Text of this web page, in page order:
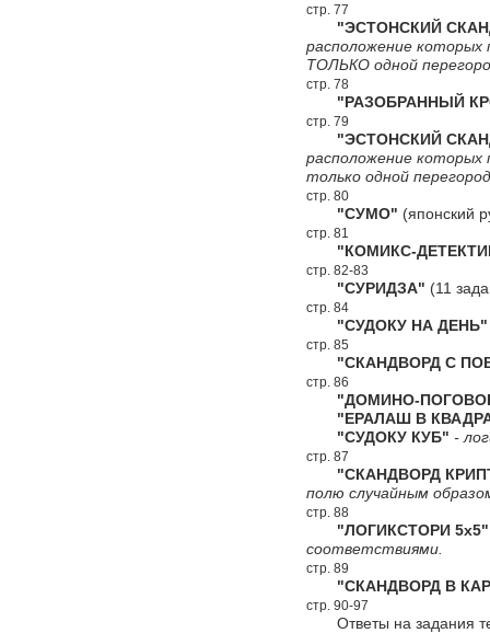
стр. 77
"ЭСТОНСКИЙ
расположение
ТОЛЬКО одной
стр. 78
"РАЗОБРАННЫЙ
стр. 79
"ЭСТОНСКИЙ
расположение
только одной
стр. 80
"СУМО" (японский
стр. 81
"КОМИКС-
стр. 82-83
"СУРИДЗА" (11
стр. 84
"СУДОКУ НА ДЕНЬ"
стр. 85
"СКАНДВОРД С
стр. 86
"ДОМИНО-
"ЕРАЛАШ В
"СУДОКУ КУБ" -
стр. 87
"СКАНДВОРД
полю случайным
стр. 88
"ЛОГИКСТОРИ 5х5"
соответствиями.
стр. 89
"СКАНДВОРД В
стр. 90-97
Ответы на задания